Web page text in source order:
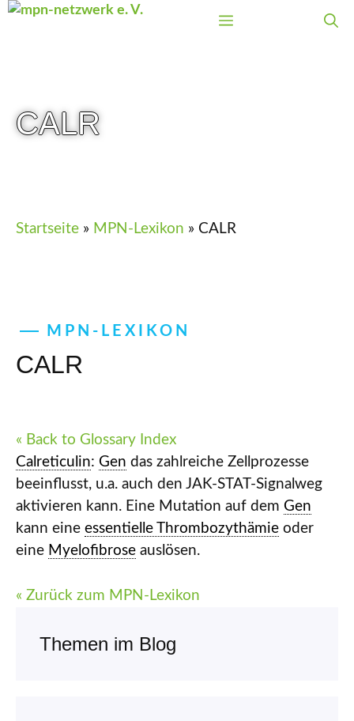
Zum
Menü
CALR
Startseite » MPN-Lexikon » CALR
MPN-LEXIKON
CALR
« Back to Glossary Index
Calreticulin: Gen das zahlreiche Zellprozesse
beeinflusst, u.a. auch den JAK-STAT-Signalweg
aktivieren kann. Eine Mutation auf dem Gen
kann eine essentielle Thrombozythämie oder
eine Myelofibrose auslösen.
« Zurück zum MPN-Lexikon
Themen im Blog